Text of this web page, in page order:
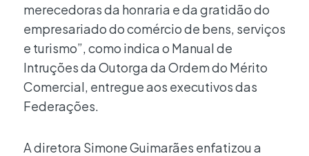
merecedoras da honraria e da gratidão do
empresariado do comércio de bens, serviços
e turismo”, como indica o Manual de
Intruções da Outorga da Ordem do Mérito
Comercial, entregue aos executivos das
Federações.
A diretora Simone Guimarães enfatizou a